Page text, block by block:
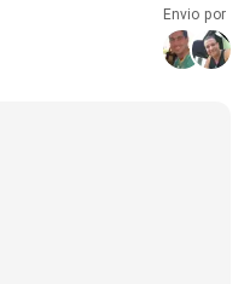
Envio por